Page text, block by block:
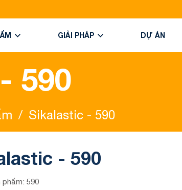
GIẢI PHÁP DỰ ÁN
590
/ Sikalastic - 590
- 590
phẩm: 590